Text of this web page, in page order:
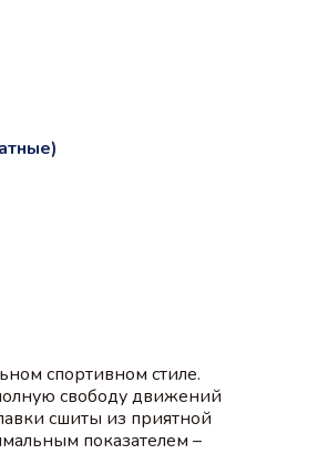
спортивном стиле.
свободу движений
сшиты из приятной
показателем –